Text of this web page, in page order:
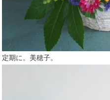
定期に。美穂子。